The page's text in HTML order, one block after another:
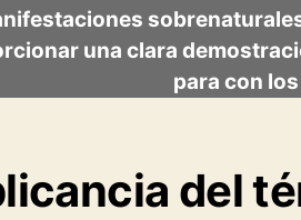
una clara
para con
del